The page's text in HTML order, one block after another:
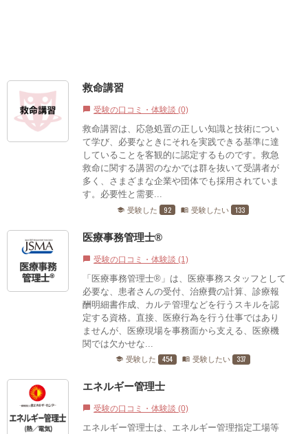
救命講習
chat_bubble 受験の口コミ・体験談 (0)
救命講習は、応急処置の正しい知識と技術につい
て学び、必要なときにそれを実践できる基準に達
していることを客観的に認定するものです。救急
救命に関する講習のなかでは群を抜いて受講者が
多く、さまざまな企業や団体でも採用されていま
す。必要性と需要...
school 受験した 92 menu_book 受験したい 133
医療事務管理士®
chat_bubble 受験の口コミ・体験談 (1)
「医療事務管理士®」は、医療事務スタッフとして
必要な、患者さんの受付、治療費の計算、診療報
酬明細書作成、カルテ管理などを行うスキルを認
定する資格。直接、医療行為を行う仕事ではあり
ませんが、医療現場を事務面から支える、医療機
関では欠かせな...
school 受験した 454 menu_book 受験したい 337
エネルギー管理士
chat_bubble 受験の口コミ・体験談 (0)
エネルギー管理士は、エネルギー管理指定工場等